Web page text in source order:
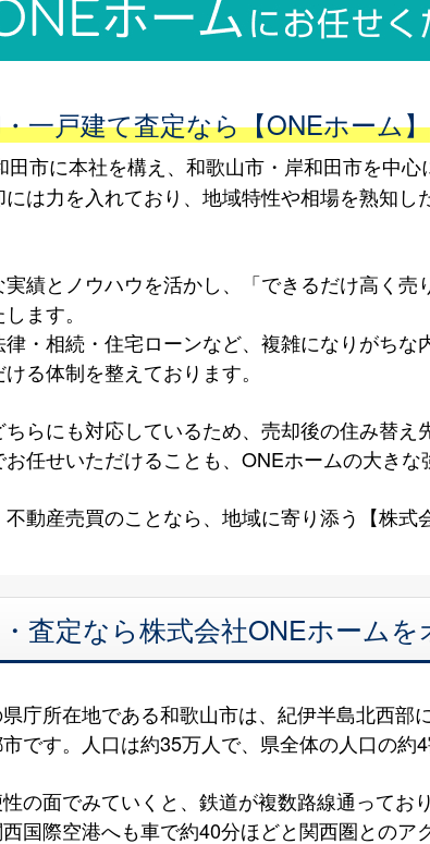
一戸建て査定なら【ONEホーム】
田市に本社を構え、和歌山市・岸和田市を中
は力を入れており、地域特性や相場を熟知
績とノウハウを活かし、「できるだけ高く
ます。
・相続・住宅ローンなど、複雑になりがち
る体制を整えております。
らにも対応しているため、売却後の住み替
任せいただけることも、ONEホームの大きな
動産売買のことなら、地域に寄り添う【株式
査定なら株式会社ONEホームを
庁所在地である和歌山市は、紀伊半島北西部
です。人口は約35万人で、県全体の人口の約4
の面でみていくと、鉄道が複数路線通ってお
国際空港へも車で約40分ほどと関西圏とのア